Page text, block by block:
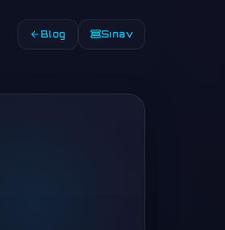
Blog Sınav